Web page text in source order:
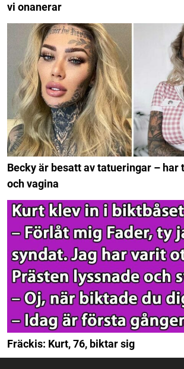
vi onanerar
Becky är besatt av tatueringar – har
och vagina
Fräckis: Kurt, 76, biktar sig